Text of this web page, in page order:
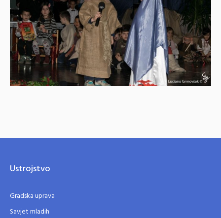
Ustrojstvo
Gradska uprava
Savjet mladih